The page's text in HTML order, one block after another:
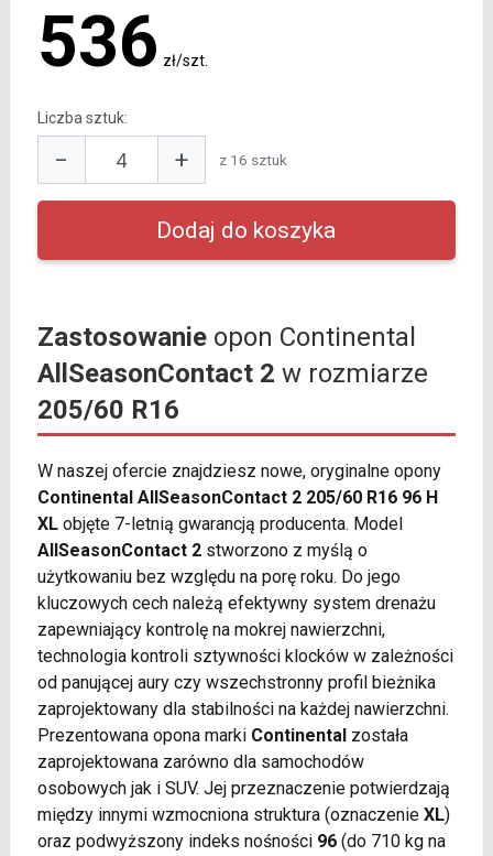
536 zł/szt.
Liczba sztuk:
− + z 16 sztuk
Zastosowanieopon Continental
AllSeasonContact 2 w rozmiarze
205/60 R16
W naszej ofercie znajdziesz nowe, oryginalne opony
Continental AllSeasonContact 2 205/60 R16 96 H
XLobjęte 7-letnią gwarancją producenta. Model
AllSeasonContact 2stworzono z myślą o
użytkowaniu bez względu na porę roku. Do jego
kluczowych cech należą efektywny system drenażu
zapewniający kontrolę na mokrej nawierzchni,
technologia kontroli sztywności klocków w zależności
od panującej aury czy wszechstronny profil bieżnika
zaprojektowany dla stabilności na każdej nawierzchni.
Prezentowana opona marki Continentalzostała
zaprojektowana zarówno dla samochodów
osobowych jak i SUV. Jej przeznaczenie potwierdzają
między innymi wzmocniona struktura (oznaczenie XL)
oraz podwyższony indeks nośności 96(do 710 kg na